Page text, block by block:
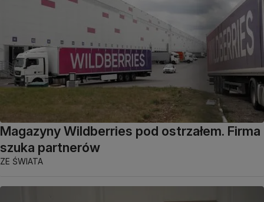
Magazyny Wildberries pod ostrzałem. Firma
szuka partnerów
ZE ŚWIATA